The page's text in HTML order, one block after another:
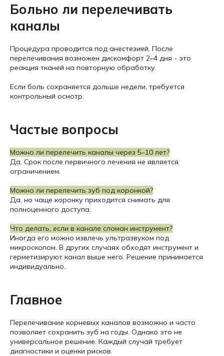
Больно ли перелечивать
каналы
Процедура проводится под анестезией. После
перелечивания возможен дискомфорт 2–4 дня - это
реакция тканей на повторную обработку.
Если боль сохраняется дольше недели, требуется
контрольный осмотр.
Частые вопросы
Можно ли перелечить каналы через 5–10 лет?
Да. Срок после первичного лечения не является
ограничением.
Можно ли перелечить зуб под коронкой?
Да, но чаще коронку приходится снимать для
полноценного доступа.
Что делать, если в канале сломан инструмент?
Иногда его можно извлечь ультразвуком под
микроскопом. В других случаях обходят инструмент и
герметизируют канал выше него. Решение принимается
индивидуально.
Главное
Перелечивание корневых каналов возможно и часто
позволяет сохранить зуб на годы. Однако это не
универсальное решение. Каждый случай требует
диагностики и оценки рисков.